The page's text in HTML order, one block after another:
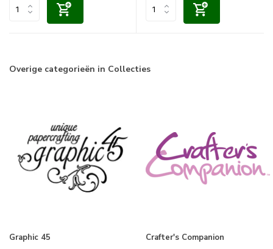
Overige categorieën in Collecties
Graphic 45 Crafter's Companion